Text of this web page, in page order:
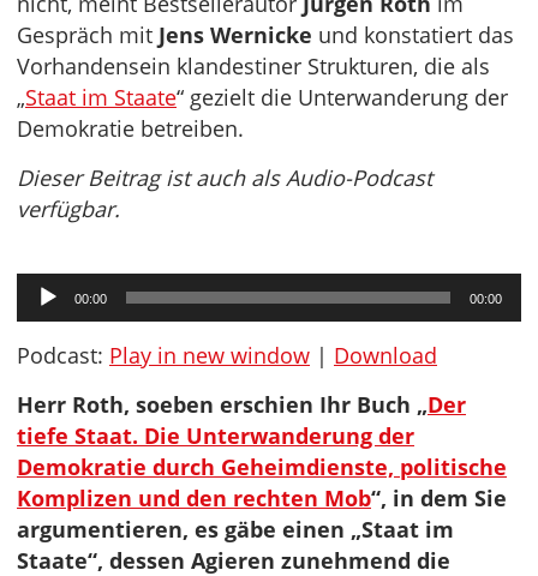
Gespräch mit Jens Wernicke und konstatiert das
Vorhandensein klandestiner Strukturen, die als
„Staat im Staate“ gezielt die Unterwanderung der
Demokratie betreiben.
Dieser Beitrag ist auch als Audio-Podcast
verfügbar.
Audio-
Player
00:00 00:00
Podcast: Play in new window | Download
Herr Roth, soeben erschien Ihr Buch „Der
tiefe Staat. Die Unterwanderung der
Demokratie durch Geheimdienste, politische
Komplizen und den rechten Mob“, in dem Sie
argumentieren, es gäbe einen „Staat im
Staate“, dessen Agieren zunehmend die